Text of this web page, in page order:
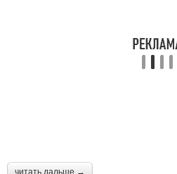
читать дальше →